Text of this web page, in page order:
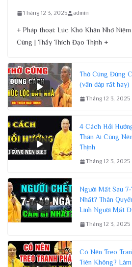
Tháng 12 3, 2025 admin
+ Pháp thoại: Lúc Khó Khăn Nhớ
Cùng | Thầy Thích Đạo Thịnh +
Thờ Cúng Đúng
(vấn đáp rất
Tháng 12 3, 2025
4 Cách Hồi
Thân Ai Cũng
Thịnh
Tháng 12 3, 2025
Người Mất Sau
Nhất? Thân
Linh Người Mất
Tháng 12 3, 2025
Có Nên Treo
Tiên Không?